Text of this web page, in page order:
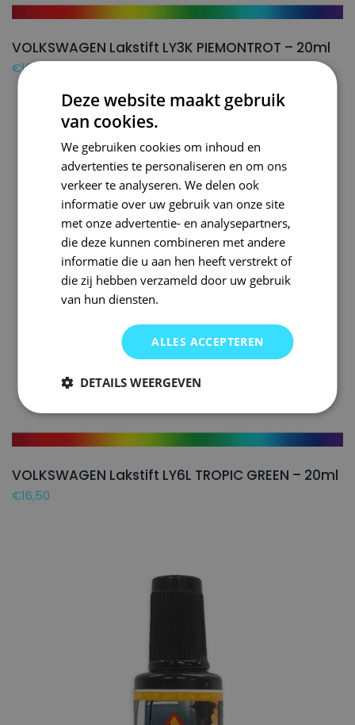
VOLKSWAGEN Lakstift LY3K PIEMONTROT – 20ml
€16,50
VOLKSWAGEN Lakstift LY6L TROPIC GREEN – 20ml
€16,50
Deze website maakt gebruik
van cookies.
We gebruiken cookies om inhoud en
advertenties te personaliseren en om ons
verkeer te analyseren. We delen ook
informatie over uw gebruik van onze site
met onze advertentie- en analysepartners,
die deze kunnen combineren met andere
informatie die u aan hen heeft verstrekt of
die zij hebben verzameld door uw gebruik
van hun diensten.
ALLES ACCEPTEREN
DETAILS WEERGEVEN